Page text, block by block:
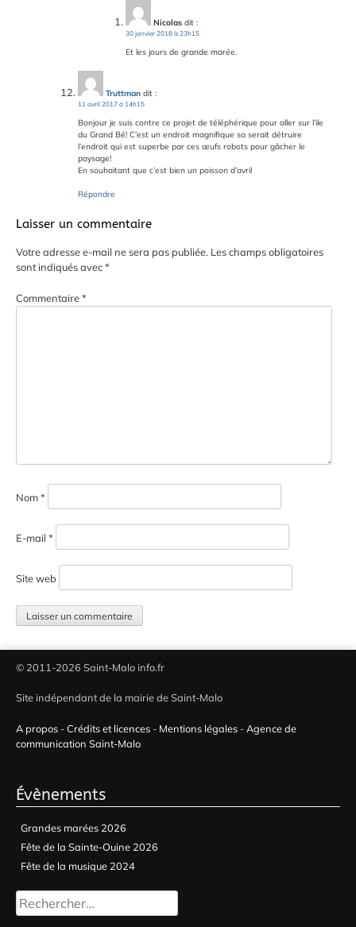
Nicolas dit :
30 janvier 2018 à 23h15
Et les jours de grande marée.
Truttman dit :
11 avril 2017 à 14h15
Bonjour je suis contre ce projet de téléphérique pour aller sur l’ile
du Grand Bé! C’est un endroit magnifique sa serait détruire
l’endroit qui est superbe par ces œufs robots pour gâcher le
paysage!
En souhaitant que c’est bien un poisson d’avril
Répondre
Laisser un commentaire
Votre adresse e-mail ne sera pas publiée. Les champs obligatoires
sont indiqués avec*
Commentaire*
Nom*
E-mail *
Site web
© 2011-2026 Saint-Malo info.fr
Site indépendant de la mairie de Saint-Malo
A propos -Crédits et licences - Mentions légales -Agence de
communication Saint-Malo
Évènements
Grandes marées 2026
Fête de la Sainte-Ouine 2026
Fête de la musique 2024
Rechercher :